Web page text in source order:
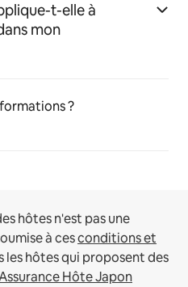
t-elle à
mon
?
hôtes n'est pas une
à cesconditions et
les hôtes qui proposent des
Hôte Japon